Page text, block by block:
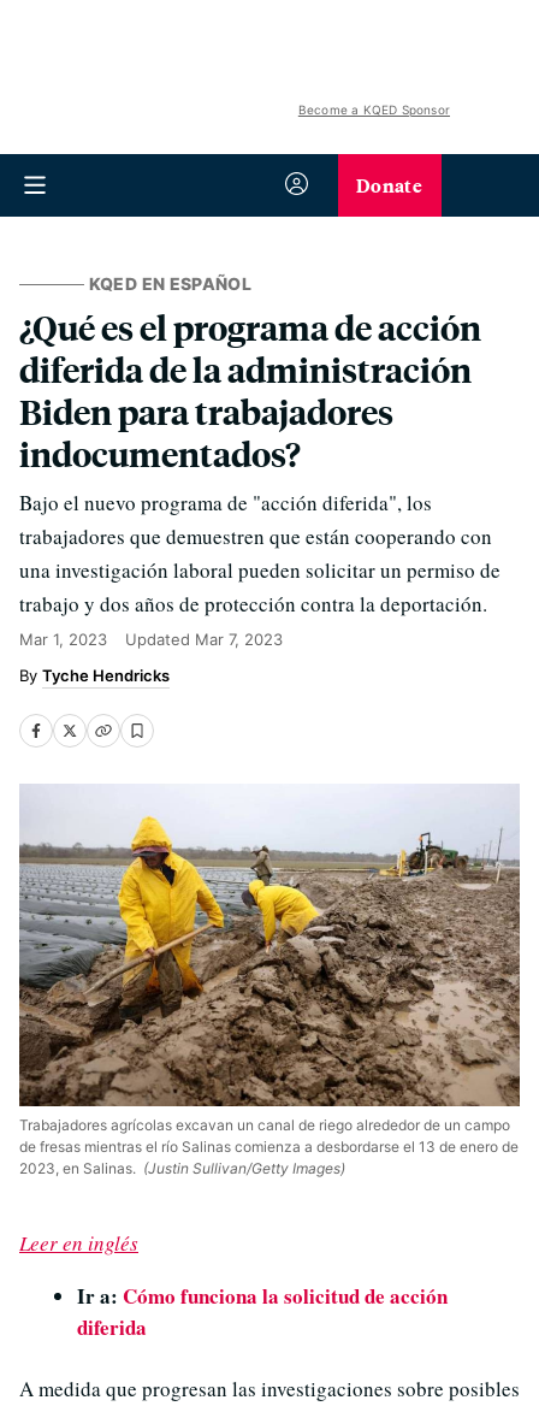
Become a KQED Sponsor
Donate
KQED EN ESPAÑOL
¿Qué es el programa de acción
diferida de la administración
Biden para trabajadores
indocumentados?
Bajo el nuevo programa de "acción diferida", los
trabajadores que demuestren que están cooperando con
una investigación laboral pueden solicitar un permiso de
trabajo y dos años de protección contra la deportación.
Mar 1, 2023 Updated Mar 7, 2023
Tyche Hendricks
Trabajadores agrícolas excavan un canal de riego alrededor de un campo
de fresas mientras el río Salinas comienza a desbordarse el 13 de enero de
2023, en Salinas. (Justin Sullivan/Getty Images)
Leer en inglés
Ir a: Cómo funciona la solicitud de acción
diferida
A medida que progresan las investigaciones sobre posibles